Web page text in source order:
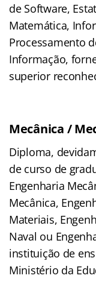
de Software,
Matemática,
Processamento
Informação,
superior
Mecânica /
Diploma,
de curso de
Engenharia
Mecânica,
Materiais,
Naval ou
instituição de
Ministério da